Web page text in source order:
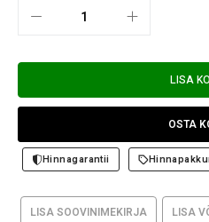
LISA
OSTA
Hinnagarantii
LISA SOOVINIMEKIRJA LISA